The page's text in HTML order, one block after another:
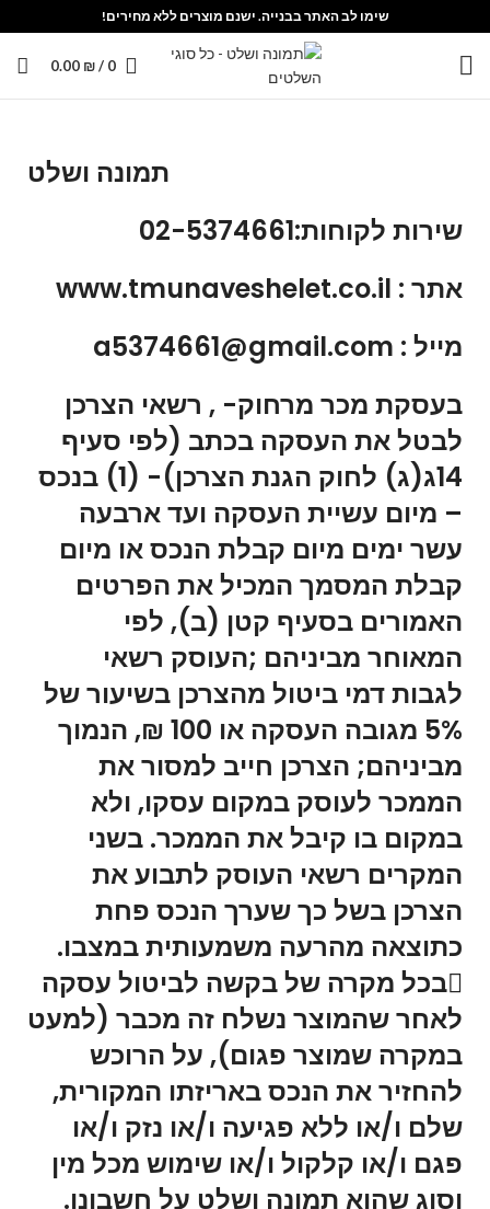
שימו לב האתר בבנייה. ישנם מוצרים ללא מחירים!
0
/
0.00 ₪
תמונה ושלט
שירות לקוחות:02-5374661
אתר : www.tmunaveshelet.co.il
מייל : a5374661@gmail.com
בעסקת מכר מרחוק- , רשאי הצרכן
לבטל את העסקה בכתב (לפי סעיף
14ג(ג) לחוק הגנת הצרכן)- (1) בנכס
– מיום עשיית העסקה ועד ארבעה
עשר ימים מיום קבלת הנכס או מיום
קבלת המסמך המכיל את הפרטים
האמורים בסעיף קטן (ב), לפי
המאוחר מביניהם ;העוסק רשאי
לגבות דמי ביטול מהצרכן בשיעור של
5% מגובה העסקה או 100 ₪, הנמוך
מביניהם; הצרכן חייב למסור את
הממכר לעוסק במקום עסקו, ולא
במקום בו קיבל את הממכר. בשני
המקרים רשאי העוסק לתבוע את
הצרכן בשל כך שערך הנכס פחת
כתוצאה מהרעה משמעותית במצבו.
בכל מקרה של בקשה לביטול עסקה
לאחר שהמוצר נשלח זה מכבר (למעט
במקרה שמוצר פגום), על הרוכש
להחזיר את הנכס באריזתו המקורית,
שלם ו/או ללא פגיעה ו/או נזק ו/או
פגם ו/או קלקול ו/או שימוש מכל מין
וסוג שהוא תמונה ושלט על חשבונו.